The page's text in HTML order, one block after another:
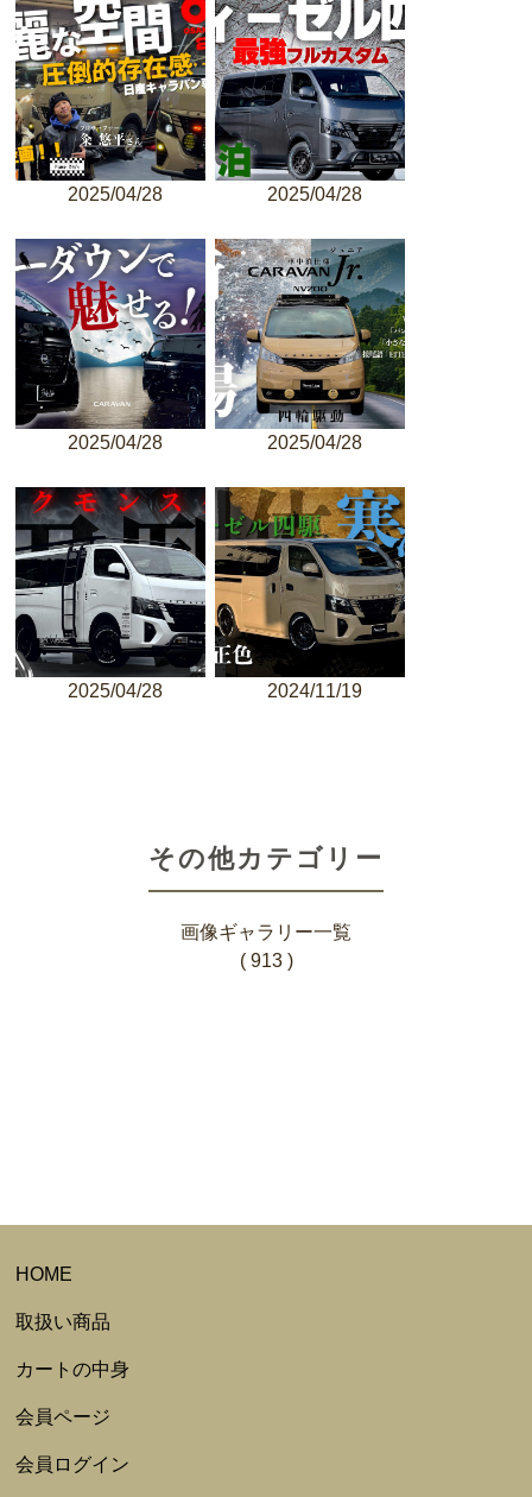
2025/04/28 2025/04/28
2025/04/28 2025/04/28
2025/04/28 2024/11/19
その他カテゴリー
画像ギャラリー一覧
( 913 )
HOME
取扱い商品
カートの中身
会員ページ
会員ログイン